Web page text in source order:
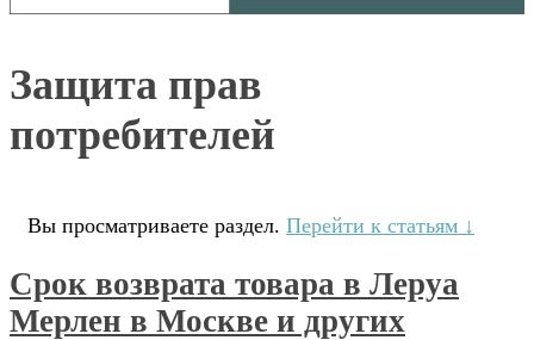
Защита прав
потребителей
Вы просматриваете раздел. Перейти к статьям ↓
Срок возврата товара в Леруа
Мерлен в Москве и других